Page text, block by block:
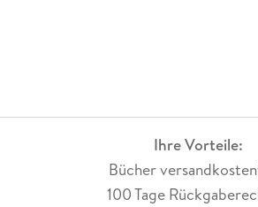
Ihre Vorteile:
Bücher
100 Tage